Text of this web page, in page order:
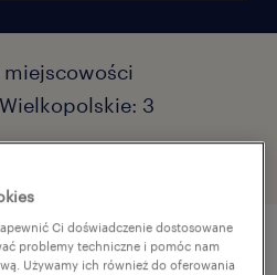
3
k/n)
Ci doświadczenie dostosowane
problemy techniczne i pomóc nam
Używamy ich również do oferowania